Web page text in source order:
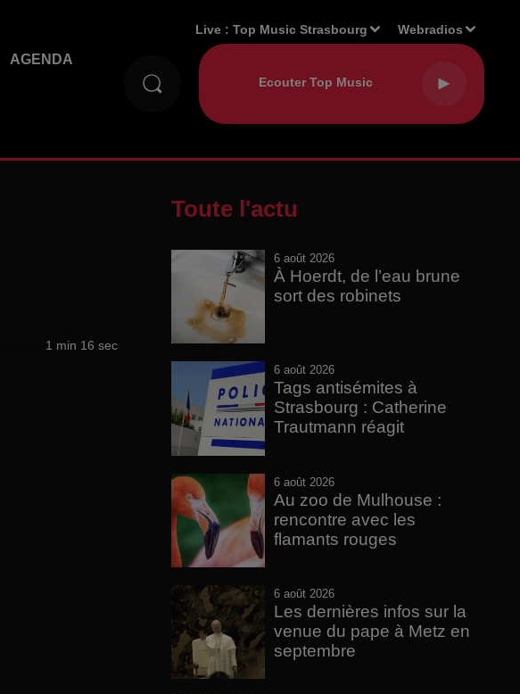
AGENDA
Live :Top Music Strasbourg Webradios
1 min 16 sec
Toute l'actu
6 août 2026
À Hoerdt, de l’eau brune
sort des robinets
6 août 2026
Tags antisémites à
Strasbourg : Catherine
Trautmann réagit
6 août 2026
Au zoo de Mulhouse :
rencontre avec les
flamants rouges
6 août 2026
Les dernières infos sur la
venue du pape à Metz en
septembre